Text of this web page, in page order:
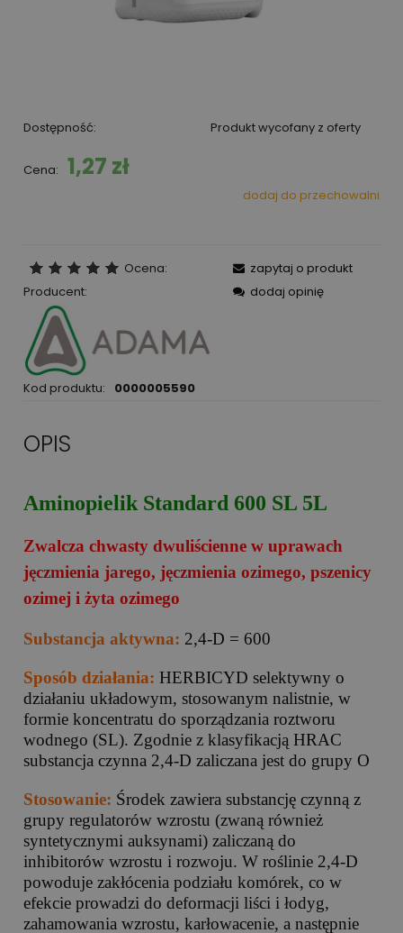
Dostępność: Produkt wycofany z oferty
Cena: 1,27 zł
dodaj do przechowalni
Ocena:
Producent:
Kod produktu: 0000005590
zapytaj o produkt
dodaj opinię
OPIS
Aminopielik Standard 600 SL 5L
Zwalcza chwasty dwuliścienne w uprawach
jęczmienia jarego, jęczmienia ozimego, pszenicy
ozimej i żyta ozimego
Substancja aktywna: 2,4-D = 600
Sposób działania: HERBICYD selektywny o
działaniu układowym, stosowanym nalistnie, w
formie koncentratu do sporządzania roztworu
wodnego (SL). Zgodnie z klasyfikacją HRAC
substancja czynna 2,4-D zaliczana jest do grupy O
Stosowanie: Środek zawiera substancję czynną z
grupy regulatorów wzrostu (zwaną również
syntetycznymi auksynami) zaliczaną do
inhibitorów wzrostu i rozwoju. W roślinie 2,4-D
powoduje zakłócenia podziału komórek, co w
efekcie prowadzi do deformacji liści i łodyg,
zahamowania wzrostu, karłowacenie, a następnie